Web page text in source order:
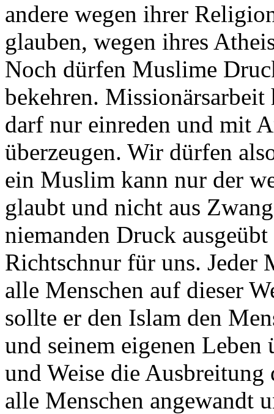
andere wegen ihrer
glauben, wegen ihres
Noch dürfen Muslime
bekehren.
darf nur einreden und mit
überzeugen. Wir dürfen
ein Muslim kann nur der
glaubt und nicht aus
niemanden Druck
Richtschnur für uns. Jeder
alle Menschen auf dieser
sollte er den Islam den
und seinem eigenen
und Weise die
alle Menschen angewandt